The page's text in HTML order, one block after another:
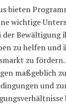
bieten
wichtige
der Bewältigung
zu helfen
zu fördern.
maßgeblich
und